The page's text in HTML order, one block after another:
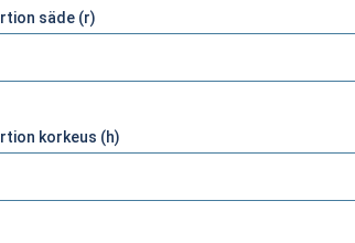
säde (r)
korkeus (h)